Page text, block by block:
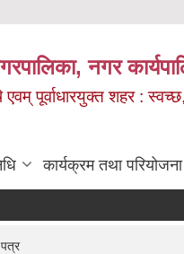
नगर
पूर्वाधारयुक्त शहर :
कार्यक्रम तथा परियोजना